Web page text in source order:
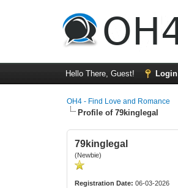
Hello There, Guest! Login
OH4 - Find Love and Romance
Profile of 79kinglegal
79kinglegal
(Newbie)
Registration Date: 06-03-2026